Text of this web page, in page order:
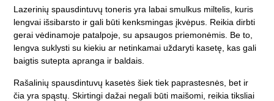
Lazerinių spausdintuvų toneris yra labai smulkus miltelis, kuris
lengvai išsibarsto ir gali būti kenksmingas įkvėpus. Reikia dirbti
gerai vėdinamoje patalpoje, su apsaugos priemonėmis. Be to,
lengva suklysti su kiekiu ar netinkamai uždaryti kasetę, kas gali
baigtis sutepta apranga ir baldais.
Rašalinių spausdintuvų kasetės šiek tiek paprastesnės, bet ir
čia yra spąstų. Skirtingi dažai negali būti maišomi, reikia tiksliai